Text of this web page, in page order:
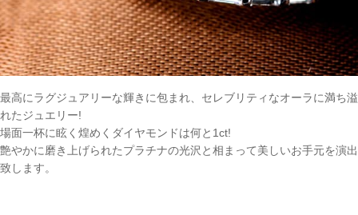
最高にラグジュアリーな輝きに包まれ、セレブリティなオーラに満ち溢
れたジュエリー!
場面一杯に眩く煌めくダイヤモンドは何と1ct!
艶やかに磨き上げられたプラチナの光沢と相まって美しいお手元を演出
致します。